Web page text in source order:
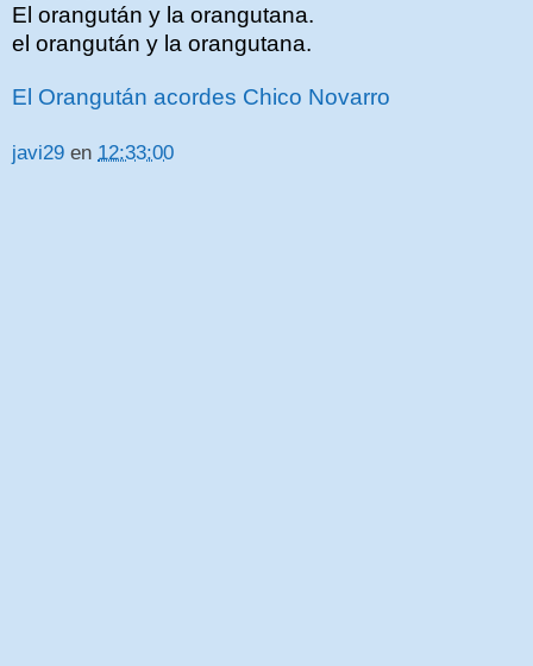
El orangután y la orangutana.
el orangután y la orangutana.
El Orangután acordes Chico Novarro
javi29 en 12:33:00